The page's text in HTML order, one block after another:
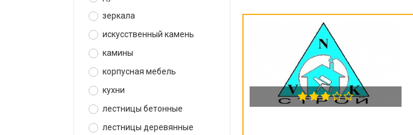
зеркала
искусственный камень
камины
корпусная мебель
кухни
лестницы бетонные
лестницы деревянные